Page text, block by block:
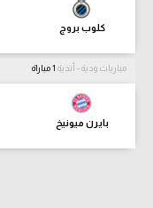
كلوب بروج
مباريات ودية - أندية
بايرن ميونيخ